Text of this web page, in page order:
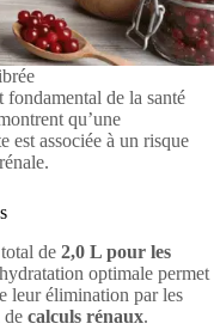
fondamental de la santé
qu’une
est associée à un risque
de 2,0 L pour les
optimale permet
leur élimination par les
de calculs rénaux.